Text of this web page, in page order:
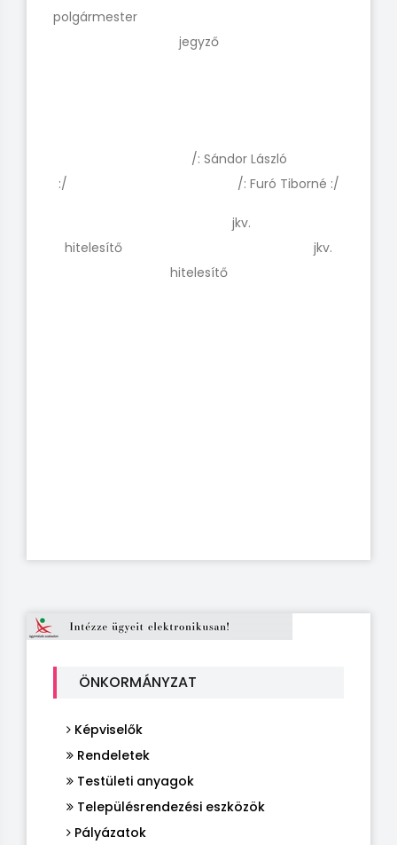
ÖNKORMÁNYZAT
Képviselők
Rendeletek
Testületi anyagok
Településrendezési eszközök
Pályázatok
polgármester
jegyző
/: Sándor László
:/ /: Furó Tiborné :/
jkv.
hitelesítő jkv.
hitelesítő